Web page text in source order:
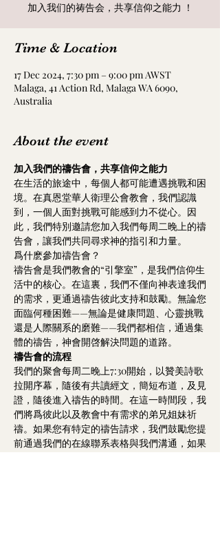
加入我们的祷告会，共享信仰之能力 ！
Time & Location
17 Dec 2024, 7:30 pm – 9:00 pm AWST
Malaga, 41 Action Rd, Malaga WA 6090,
Australia
About the event
加入我們的禱告會，共享信仰之能力
在生活的旅途中，每個人都可能遭遇挑戰和困
境。在真恩堂華人衛理公會教會，我們認識
到，一個人面對挑戰可能感到力不從心。因
此，我們特別邀請您加入我們每周二晚上的禱
告會，讓我們共同尋求神的指引和力量。
爲什麽參加禱告會？
禱告會是我們教會的“引擎室”，是我們信仰生
活中的核心。在這裏，我們不僅向神表達我們
的需求，更通過禱告彼此支持和鼓勵。無論您
面臨何種困難——無論是健康問題、心靈挑戰
還是人際關系的磨難——我們都相信，通過集
體的禱告，神會開啓解決問題的道路。
禱告會的流程
我們的聚會每周二晚上7:30開始，以贊美詩歌
拉開序幕，隨後有共讀經文，簡短布道，及見
證，隨後進入禱告的時間。在這一時間段，我
們將爲彼此以及教會中有需求的弟兄姐妹祈
禱。如果您有特定的禱告請求，我們鼓勵您提
前通過我們的在線聯系表格與我們溝通，如果